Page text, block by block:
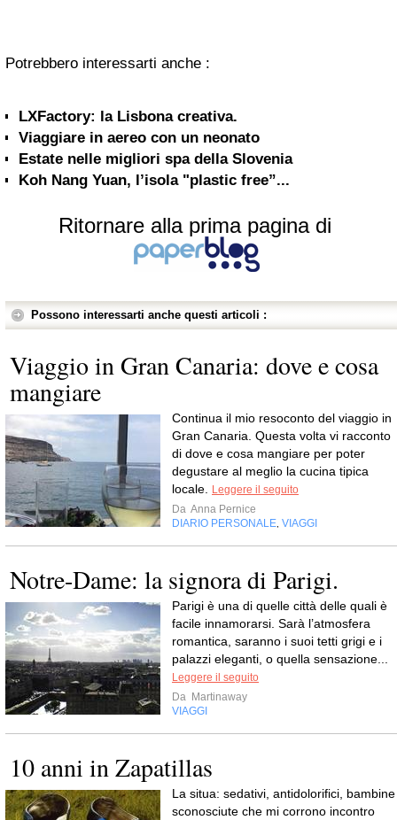
Potrebbero interessarti anche :
LXFactory: la Lisbona creativa.
Viaggiare in aereo con un neonato
Estate nelle migliori spa della Slovenia
Koh Nang Yuan, l’isola "plastic free”...
Ritornare alla prima pagina di
Possono interessarti anche questi articoli :
Viaggio in Gran Canaria: dove e cosa
mangiare
Continua il mio resoconto del viaggio in
Gran Canaria. Questa volta vi racconto
di dove e cosa mangiare per poter
degustare al meglio la cucina tipica
locale. Leggere il seguito
Da Anna Pernice
DIARIO PERSONALE, VIAGGI
Notre-Dame: la signora di Parigi.
Parigi è una di quelle città delle quali è
facile innamorarsi. Sarà l’atmosfera
romantica, saranno i suoi tetti grigi e i
palazzi eleganti, o quella sensazione...
Leggere il seguito
Da Martinaway
VIAGGI
10 anni in Zapatillas
La situa: sedativi, antidolorifici, bambine
sconosciute che mi corrono incontro